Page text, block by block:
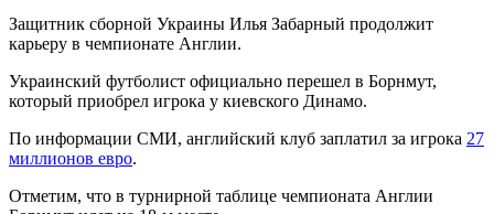
Защитник сборной Украины Илья Забарный продолжит
карьеру в чемпионате Англии.
Украинский футболист официально перешел в Борнмут,
который приобрел игрока у киевского Динамо.
По информации СМИ, английский клуб заплатил за игрока 27
миллионов евро.
Отметим, что в турнирной таблице чемпионата Англии